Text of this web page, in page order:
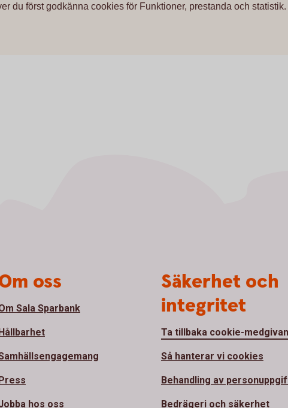
du först godkänna cookies för Funktioner, prestanda och statistik.
oss
Sala Sparbank
hos oss
Säkerhet och
integritet
Ta tillbaka cookie-
Så hanterar vi cookies
Behandling av
Bedrägeri och säkerhet